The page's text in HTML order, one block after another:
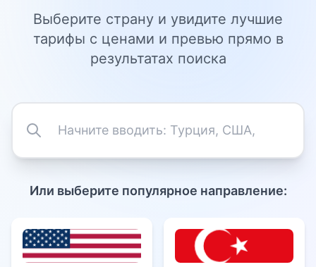
Выберите страну и увидите лучшие
тарифы с ценами и превью прямо в
результатах поиска
Или выберите популярное направление: